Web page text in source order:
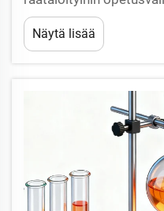
tutkimusta, strategista
kumppaneiden
Koulutuslaitokset ja
Näytä lisää